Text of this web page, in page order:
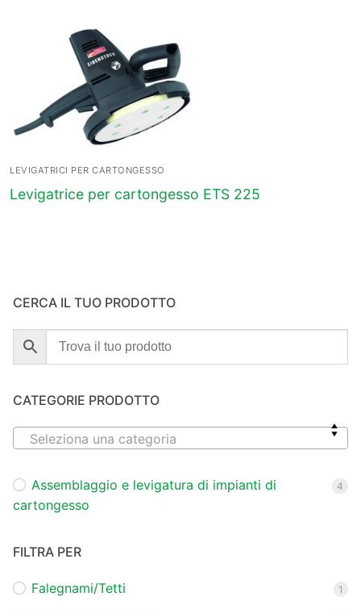
LEVIGATRICI PER CARTONGESSO
Levigatrice per cartongesso ETS 225
CERCA IL TUO PRODOTTO
CATEGORIE PRODOTTO
Seleziona una categoria
Assemblaggio e levigatura di impianti di
cartongesso
4
FILTRA PER
Falegnami/Tetti 1